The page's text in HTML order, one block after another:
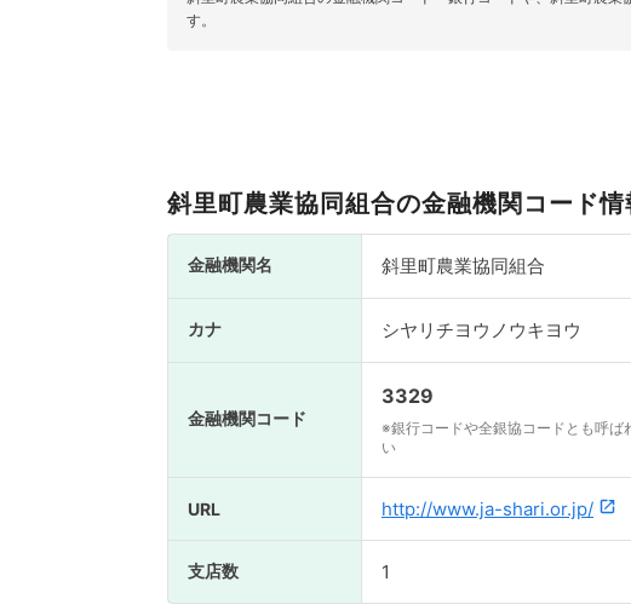
す。
斜里町農業協同組合の金融機関コード情
金融機関名 斜里町農業協同組合
カナ シヤリチヨウノウキヨウ
金融機関コード
3329
※銀行コードや全銀協コードとも呼ば
い
URL http://www.ja-shari.or.jp/
支店数 1